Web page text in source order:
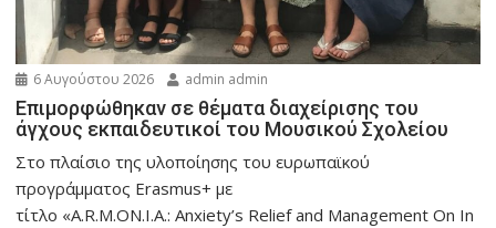
6 Αυγούστου 2026 admin admin
Eπιμορφώθηκαν σε θέματα διαχείρισης του
άγχους εκπαιδευτικοί του Μουσικού Σχολείου
Στο πλαίσιο της υλοποίησης του ευρωπαϊκού
προγράμματος Erasmus+ με
τίτλο «A.R.M.ON.I.A.: Anxiety’s Relief and Management On In